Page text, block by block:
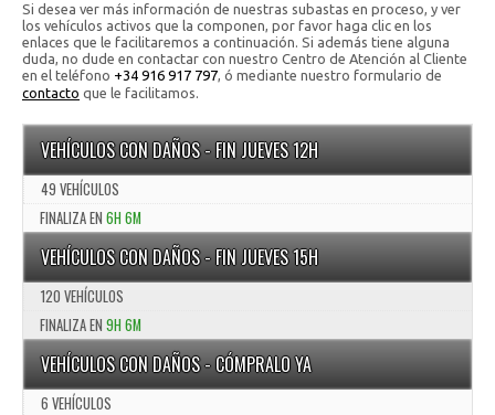
Si desea ver más información de nuestras subastas en proceso, y ver
los vehículos activos que la componen, por favor haga clic en los
enlaces que le facilitaremos a continuación. Si además tiene alguna
duda, no dude en contactar con nuestro Centro de Atención al Cliente
en el teléfono +34 916 917 797, ó mediante nuestro formulario de
contacto que le facilitamos.
VEHÍCULOS CON DAÑOS - FIN JUEVES 12H
49 VEHÍCULOS
FINALIZA EN 6H 6M
VEHÍCULOS CON DAÑOS - FIN JUEVES 15H
120 VEHÍCULOS
FINALIZA EN 9H 6M
VEHÍCULOS CON DAÑOS - CÓMPRALO YA
6 VEHÍCULOS